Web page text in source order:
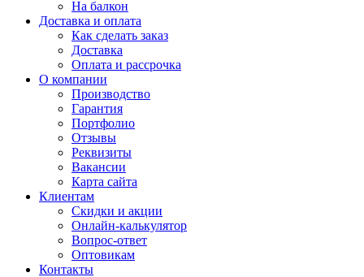
На балкон
Доставка и оплата
Как сделать заказ
Доставка
Оплата и рассрочка
О компании
Производство
Гарантия
Портфолио
Отзывы
Реквизиты
Вакансии
Карта сайта
Клиентам
Скидки и акции
Онлайн-калькулятор
Вопрос-ответ
Оптовикам
Контакты